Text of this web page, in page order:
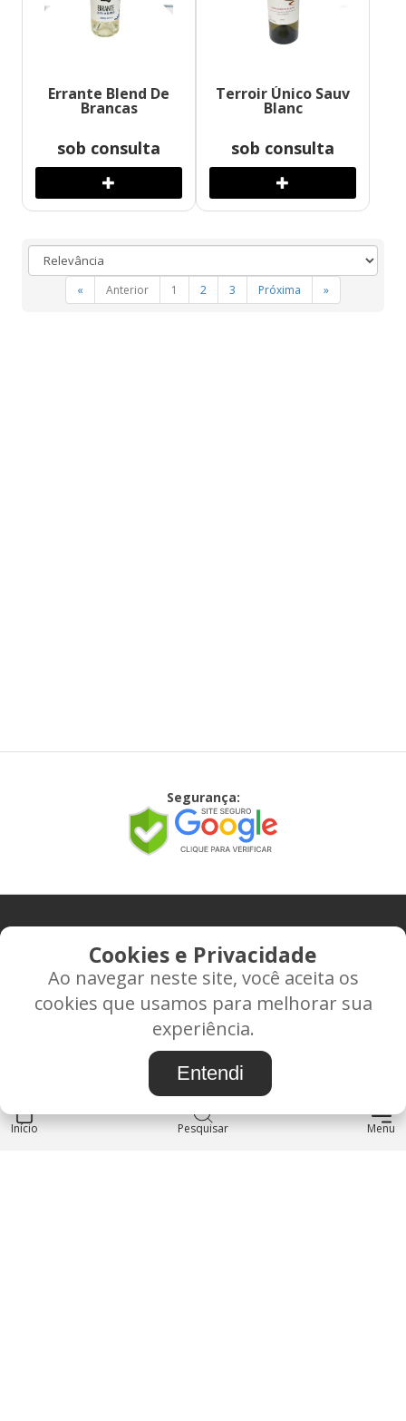
Início Pesquisar Menu
Errante Blend De
Brancas
sob consulta
Terroir Único Sauv
Blanc
sob consulta
« Anterior 1 2 3 Próxima »
Segurança:
CONTATO
Rua Alice Frateano Figueiredo, 11-44 - Vila Triagem -
BAURU/SP - CEP: 17.030-038
CNPJ: 37.022.538/0001-07
INSTITUCIONAL
Cookies e Privacidade
Ao navegar neste site, você aceita os
cookies que usamos para melhorar sua
experiência.
Entendi